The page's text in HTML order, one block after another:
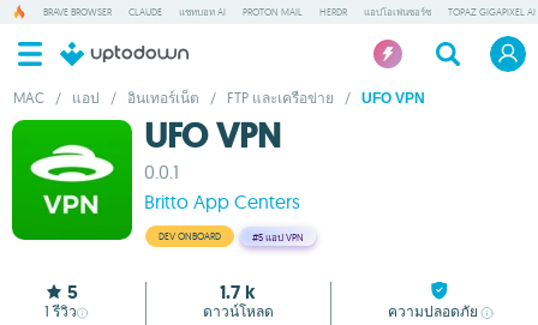
BRAVE BROWSER CLAUDE แชทบอท AI PROTON MAIL HERDR แอปโอเพ่นซอร์ซ TOPAZ GIGAPIXEL AI
MAC / แอป / อินเทอร์เน็ต / FTP และเครือข่าย / UFO VPN
UFO VPN
0.0.1
Britto App Centers
DEV ONBOARD #5 แอป VPN
5
1 รีวิว
1.7 k
ดาวน์โหลด ความปลอดภัย